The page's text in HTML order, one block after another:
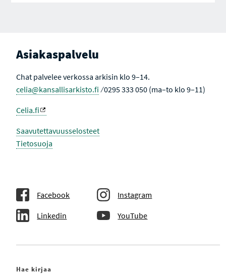
Asiakaspalvelu
Chat palvelee verkossa arkisin klo 9–14.
celia@kansallisarkisto.fi ⁄ 0295 333 050 (ma–to klo 9–11)
Celia.fi
Saavutettavuusselosteet
Tietosuoja
Facebook Instagram
Linkedin YouTube
Hae kirjaa